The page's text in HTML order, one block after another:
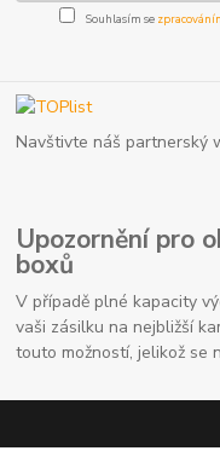
Souhlasím se
Navštivte náš partnerský
Upozornění pro
boxů
V případě plné kapacity
vaši zásilku na nejbližší
touto možností, jelikož se